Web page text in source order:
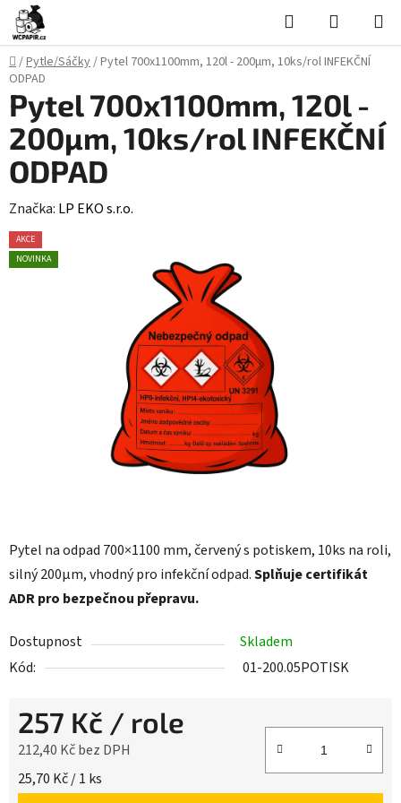
Přejít
obsah
Hledat
KOŠÍK
Domů
/Pytle/Sáčky/Pytel 700x1100mm, 120l - 200µm, 10ks/rol INFEKČNÍ
ODPAD
Pytel na odpad 700×1100 mm, červený s potiskem, 10ks na roli,
silný 200µm, vhodný pro infekční odpad.Splňuje certifikát
ADR pro bezpečnou přepravu.
Dostupnost
Skladem
Kód:
01-200.05POTISK
257 Kč / role
212,40 Kč bez DPH
Měrná cena:
25,70 Kč / 1 ks
Pytel 700x1100mm, 120l -
200µm, 10ks/rol INFEKČNÍ
ODPAD
Značka: LP EKO s.r.o.
AKCE
NOVINKA